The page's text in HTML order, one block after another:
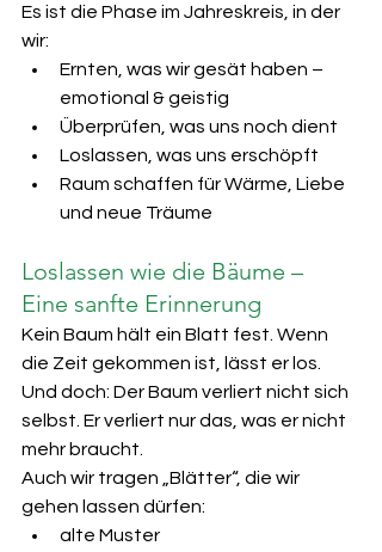
Es ist die Phase im Jahreskreis, in der
wir:
Ernten, was wir gesät haben –
emotional & geistig
Überprüfen, was uns noch dient
Loslassen, was uns erschöpft
Raum schaffen für Wärme, Liebe
und neue Träume
Loslassen wie die Bäume –
Eine sanfte Erinnerung
Kein Baum hält ein Blatt fest. Wenn
die Zeit gekommen ist, lässt er los.
Und doch: Der Baum verliert nicht sich
selbst. Er verliert nur das, was er nicht
mehr braucht.
Auch wir tragen „Blätter“, die wir
gehen lassen dürfen:
alte Muster